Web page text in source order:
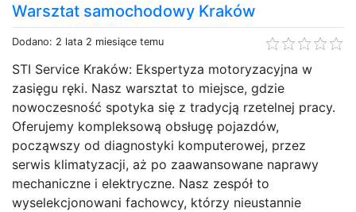
Warsztat samochodowy Kraków
Dodano: 2 lata 2 miesiące temu
STI Service Kraków: Ekspertyza motoryzacyjna w
zasięgu ręki. Nasz warsztat to miejsce, gdzie
nowoczesność spotyka się z tradycją rzetelnej pracy.
Oferujemy kompleksową obsługę pojazdów,
począwszy od diagnostyki komputerowej, przez
serwis klimatyzacji, aż po zaawansowane naprawy
mechaniczne i elektryczne. Nasz zespół to
wyselekcjonowani fachowcy, którzy nieustannie